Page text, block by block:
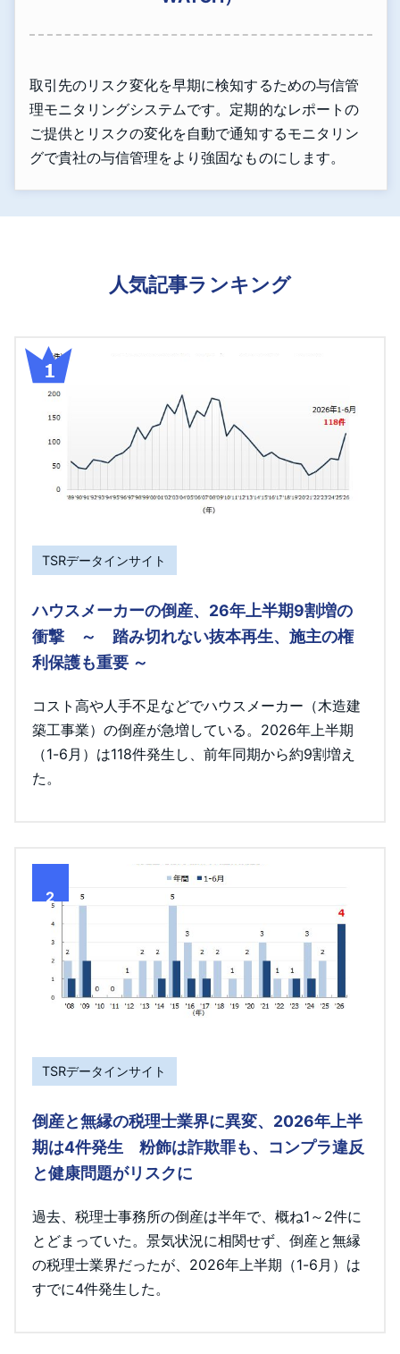
取引先のリスク変化を早期に検知するための与信管
理モニタリングシステムです。定期的なレポートの
ご提供とリスクの変化を自動で通知するモニタリン
グで貴社の与信管理をより強固なものにします。
人気記事ランキング
TSRデータインサイト
ハウスメーカーの倒産、26年上半期9割増の
衝撃 ～ 踏み切れない抜本再生、施主の権
利保護も重要 ～
コスト高や人手不足などでハウスメーカー（木造建
築工事業）の倒産が急増している。2026年上半期
（1-6月）は118件発生し、前年同期から約9割増え
た。
2
TSRデータインサイト
倒産と無縁の税理士業界に異変、2026年上半
期は4件発生 粉飾は詐欺罪も、コンプラ違反
と健康問題がリスクに
過去、税理士事務所の倒産は半年で、概ね1～2件に
とどまっていた。景気状況に相関せず、倒産と無縁
の税理士業界だったが、2026年上半期（1-6月）は
すでに4件発生した。